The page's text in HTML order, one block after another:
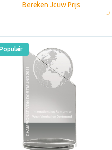
Bereken Jouw Prijs
Populair